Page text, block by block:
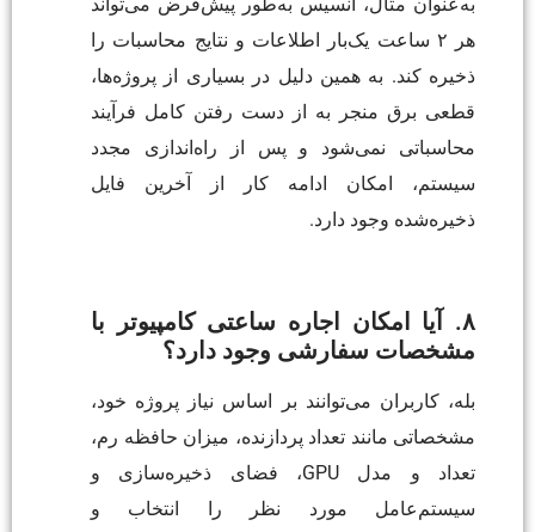
هر ۲ ساعت یک‌بار اطلاعات و نتایج محاسبات را
ذخیره کند. به همین دلیل در بسیاری از پروژه‌ها،
قطعی برق منجر به از دست رفتن کامل فرآیند
محاسباتی نمی‌شود و پس از راه‌اندازی مجدد
سیستم، امکان ادامه کار از آخرین فایل
ذخیره‌شده وجود دارد.
۸. آیا امکان اجاره ساعتی کامپیوتر با
مشخصات سفارشی وجود دارد؟
بله، کاربران می‌توانند بر اساس نیاز پروژه خود،
مشخصاتی مانند تعداد پردازنده، میزان حافظه رم،
تعداد و مدل GPU، فضای ذخیره‌سازی و
سیستم‌عامل مورد نظر را انتخاب و